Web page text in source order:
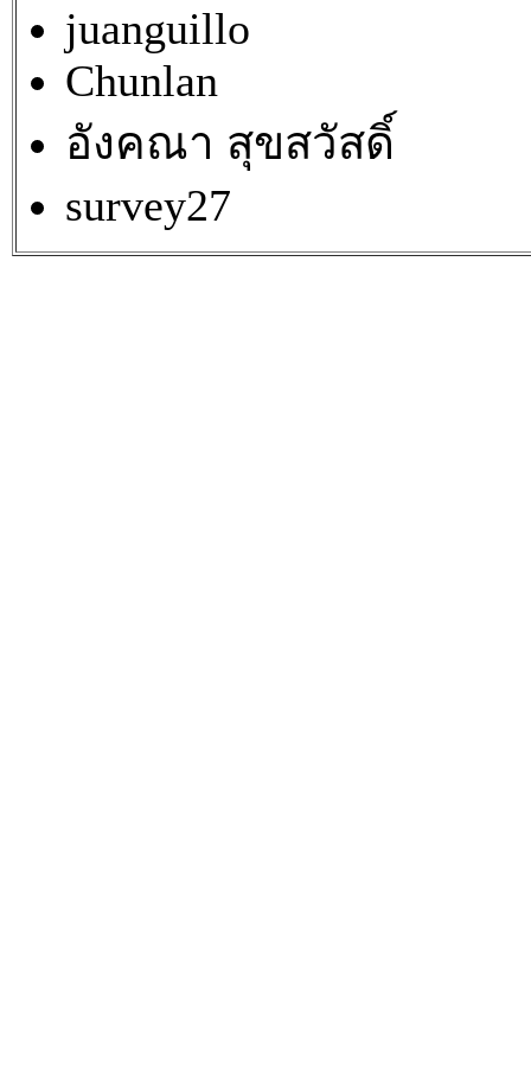
juanguillo
Chunlan
อังคณา สุขสวัสดิ์
survey27